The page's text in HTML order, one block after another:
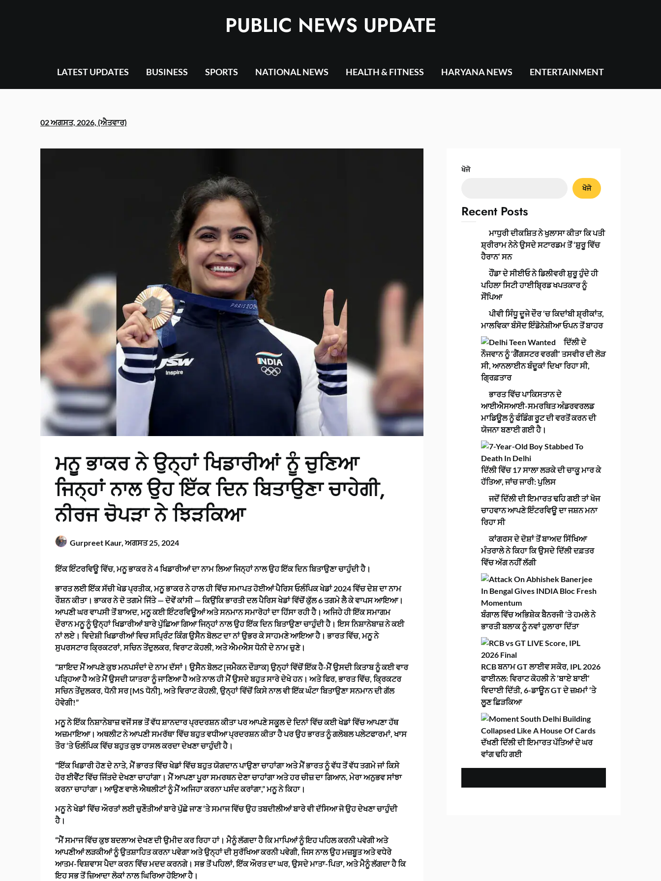
PUBLIC NEWS UPDATE
LATEST UPDATES BUSINESS SPORTS NATIONAL NEWS HEALTH & FITNESS HARYANA NEWS ENTERTAINMENT
02 ਅਗਸਤ, 2026, (ਐਤਵਾਰ)
ਮਨੂ ਭਾਕਰ ਨੇ ਉਨ੍ਹਾਂ ਖਿਡਾਰੀਆਂ ਨੂੰ ਚੁਣਿਆ
ਜਿਨ੍ਹਾਂ ਨਾਲ ਉਹ ਇੱਕ ਦਿਨ ਬਿਤਾਉਣਾ ਚਾਹੇਗੀ,
ਨੀਰਜ ਚੋਪੜਾ ਨੇ ਝਿੜਕਿਆ
Gurpreet Kaur,ਅਗਸਤ 25, 2024
ਇੱਕ ਇੰਟਰਵਿਊ ਵਿੱਚ, ਮਨੂ ਭਾਕਰ ਨੇ 4 ਖਿਡਾਰੀਆਂ ਦਾ ਨਾਮ ਲਿਆ ਜਿਨ੍ਹਾਂ ਨਾਲ ਉਹ ਇੱਕ ਦਿਨ ਬਿਤਾਉਣਾ ਚਾਹੁੰਦੀ ਹੈ।
ਭਾਰਤ ਲਈ ਇੱਕ ਸੱਚੀ ਖੇਡ ਪ੍ਰਤੀਕ, ਮਨੂ ਭਾਕਰ ਨੇ ਹਾਲ ਹੀ ਵਿੱਚ ਸਮਾਪਤ ਹੋਈਆਂ ਪੈਰਿਸ ਓਲੰਪਿਕ ਖੇਡਾਂ 2024 ਵਿੱਚ ਦੇਸ਼ ਦਾ ਨਾਮ
ਰੌਸ਼ਨ ਕੀਤਾ। ਭਾਕਰ ਨੇ ਦੋ ਤਗਮੇ ਜਿੱਤੇ — ਦੋਵੇਂ ਕਾਂਸੀ — ਕਿਉਂਕਿ ਭਾਰਤੀ ਦਲ ਪੈਰਿਸ ਖੇਡਾਂ ਵਿੱਚੋਂ ਕੁੱਲ 6 ਤਗਮੇ ਲੈ ਕੇ ਵਾਪਸ ਆਇਆ।
ਆਪਣੀ ਘਰ ਵਾਪਸੀ ਤੋਂ ਬਾਅਦ, ਮਨੂ ਕਈ ਇੰਟਰਵਿਊਆਂ ਅਤੇ ਸਨਮਾਨ ਸਮਾਰੋਹਾਂ ਦਾ ਹਿੱਸਾ ਰਹੀ ਹੈ। ਅਜਿਹੇ ਹੀ ਇੱਕ ਸਮਾਗਮ
ਦੌਰਾਨ ਮਨੂ ਨੂੰ ਉਨ੍ਹਾਂ ਖਿਡਾਰੀਆਂ ਬਾਰੇ ਪੁੱਛਿਆ ਗਿਆ ਜਿਨ੍ਹਾਂ ਨਾਲ ਉਹ ਇੱਕ ਦਿਨ ਬਿਤਾਉਣਾ ਚਾਹੁੰਦੀ ਹੈ। ਇਸ ਨਿਸ਼ਾਨੇਬਾਜ਼ ਨੇ ਕਈ
ਨਾਂ ਲਏ। ਵਿਦੇਸ਼ੀ ਖਿਡਾਰੀਆਂ ਵਿਚ ਸਪ੍ਰਿੰਟ ਕਿੰਗ ਉਸੈਨ ਬੋਲਟ ਦਾ ਨਾਂ ਉਭਰ ਕੇ ਸਾਹਮਣੇ ਆਇਆ ਹੈ। ਭਾਰਤ ਵਿੱਚ, ਮਨੂ ਨੇ
ਸੁਪਰਸਟਾਰ ਕ੍ਰਿਕਟਰਾਂ, ਸਚਿਨ ਤੇਂਦੁਲਕਰ, ਵਿਰਾਟ ਕੋਹਲੀ, ਅਤੇ ਐਮਐਸ ਧੋਨੀ ਦੇ ਨਾਮ ਚੁਣੇ।
“ਸ਼ਾਇਦ ਮੈਂ ਆਪਣੇ ਕੁਝ ਮਨਪਸੰਦਾਂ ਦੇ ਨਾਮ ਦੱਸਾਂ। ਉਸੈਨ ਬੋਲਟ [ਜਮੈਕਨ ਦੌੜਾਕ] ਉਨ੍ਹਾਂ ਵਿੱਚੋਂ ਇੱਕ ਹੈ-ਮੈਂ ਉਸਦੀ ਕਿਤਾਬ ਨੂੰ ਕਈ ਵਾਰ
ਪੜ੍ਹਿਆ ਹੈ ਅਤੇ ਮੈਂ ਉਸਦੀ ਯਾਤਰਾ ਨੂੰ ਜਾਣਿਆ ਹੈ ਅਤੇ ਨਾਲ ਹੀ ਮੈਂ ਉਸਦੇ ਬਹੁਤ ਸਾਰੇ ਦੇਖੇ ਹਨ। ਅਤੇ ਫਿਰ, ਭਾਰਤ ਵਿੱਚ, ਕ੍ਰਿਕਟਰ
ਸਚਿਨ ਤੇਂਦੁਲਕਰ, ਧੋਨੀ ਸਰ [MS ਧੋਨੀ], ਅਤੇ ਵਿਰਾਟ ਕੋਹਲੀ, ਉਨ੍ਹਾਂ ਵਿੱਚੋਂ ਕਿਸੇ ਨਾਲ ਵੀ ਇੱਕ ਘੰਟਾ ਬਿਤਾਉਣਾ ਸਨਮਾਨ ਦੀ ਗੱਲ
ਹੋਵੇਗੀ!”
ਮਨੂ ਨੇ ਇੱਕ ਨਿਸ਼ਾਨੇਬਾਜ਼ ਵਜੋਂ ਸਭ ਤੋਂ ਵੱਧ ਸ਼ਾਨਦਾਰ ਪ੍ਰਦਰਸ਼ਨ ਕੀਤਾ ਪਰ ਆਪਣੇ ਸਕੂਲ ਦੇ ਦਿਨਾਂ ਵਿੱਚ ਕਈ ਖੇਡਾਂ ਵਿੱਚ ਆਪਣਾ ਹੱਥ
ਅਜ਼ਮਾਇਆ। ਅਥਲੀਟ ਨੇ ਆਪਣੀ ਸਮਰੱਥਾ ਵਿੱਚ ਬਹੁਤ ਵਧੀਆ ਪ੍ਰਦਰਸ਼ਨ ਕੀਤਾ ਹੈ ਪਰ ਉਹ ਭਾਰਤ ਨੂੰ ਗਲੋਬਲ ਪਲੇਟਫਾਰਮਾਂ, ਖਾਸ
ਤੌਰ ‘ਤੇ ਓਲੰਪਿਕ ਵਿੱਚ ਬਹੁਤ ਕੁਝ ਹਾਸਲ ਕਰਦਾ ਦੇਖਣਾ ਚਾਹੁੰਦੀ ਹੈ।
“ਇੱਕ ਖਿਡਾਰੀ ਹੋਣ ਦੇ ਨਾਤੇ, ਮੈਂ ਭਾਰਤ ਵਿੱਚ ਖੇਡਾਂ ਵਿੱਚ ਬਹੁਤ ਯੋਗਦਾਨ ਪਾਉਣਾ ਚਾਹਾਂਗਾ ਅਤੇ ਮੈਂ ਭਾਰਤ ਨੂੰ ਵੱਧ ਤੋਂ ਵੱਧ ਤਗਮੇ ਜਾਂ ਕਿਸੇ
ਹੋਰ ਈਵੈਂਟ ਵਿੱਚ ਜਿੱਤਦੇ ਦੇਖਣਾ ਚਾਹਾਂਗਾ। ਮੈਂ ਆਪਣਾ ਪੂਰਾ ਸਮਰਥਨ ਦੇਣਾ ਚਾਹਾਂਗਾ ਅਤੇ ਹਰ ਚੀਜ਼ ਦਾ ਗਿਆਨ, ਮੇਰਾ ਅਨੁਭਵ ਸਾਂਝਾ
ਕਰਨਾ ਚਾਹਾਂਗਾ। ਆਉਣ ਵਾਲੇ ਐਥਲੀਟਾਂ ਨੂੰ ਮੈਂ ਅਜਿਹਾ ਕਰਨਾ ਪਸੰਦ ਕਰਾਂਗਾ,” ਮਨੂ ਨੇ ਕਿਹਾ।
ਮਨੂ ਨੇ ਖੇਡਾਂ ਵਿੱਚ ਔਰਤਾਂ ਲਈ ਚੁਣੌਤੀਆਂ ਬਾਰੇ ਪੁੱਛੇ ਜਾਣ ‘ਤੇ ਸਮਾਜ ਵਿੱਚ ਉਹ ਤਬਦੀਲੀਆਂ ਬਾਰੇ ਵੀ ਦੱਸਿਆ ਜੋ ਉਹ ਦੇਖਣਾ ਚਾਹੁੰਦੀ
ਹੈ।
“ਮੈਂ ਸਮਾਜ ਵਿੱਚ ਕੁਝ ਬਦਲਾਅ ਦੇਖਣ ਦੀ ਉਮੀਦ ਕਰ ਰਿਹਾ ਹਾਂ। ਮੈਨੂੰ ਲੱਗਦਾ ਹੈ ਕਿ ਮਾਪਿਆਂ ਨੂੰ ਇਹ ਪਹਿਲ ਕਰਨੀ ਪਵੇਗੀ ਅਤੇ
ਆਪਣੀਆਂ ਲੜਕੀਆਂ ਨੂੰ ਉਤਸ਼ਾਹਿਤ ਕਰਨਾ ਪਵੇਗਾ ਅਤੇ ਉਨ੍ਹਾਂ ਦੀ ਸੁਰੱਖਿਆ ਕਰਨੀ ਪਵੇਗੀ, ਜਿਸ ਨਾਲ ਉਹ ਮਜ਼ਬੂਤ ​​​​ਅਤੇ ਵਧੇਰੇ
ਆਤਮ-ਵਿਸ਼ਵਾਸ ਪੈਦਾ ਕਰਨ ਵਿੱਚ ਮਦਦ ਕਰਨਗੇ। ਸਭ ਤੋਂ ਪਹਿਲਾਂ, ਇੱਕ ਔਰਤ ਦਾ ਘਰ, ਉਸਦੇ ਮਾਤਾ-ਪਿਤਾ, ਅਤੇ ਮੈਨੂੰ ਲੱਗਦਾ ਹੈ ਕਿ
ਇਹ ਸਭ ਤੋਂ ਜ਼ਿਆਦਾ ਲੋਕਾਂ ਨਾਲ ਘਿਰਿਆ ਹੋਇਆ ਹੈ।
ਖੋਜੋ
ਖੋਜੋ
Recent Posts
ਮਾਧੁਰੀ ਦੀਕਸ਼ਿਤ ਨੇ ਖੁਲਾਸਾ ਕੀਤਾ ਕਿ ਪਤੀ
ਸ਼੍ਰੀਰਾਮ ਨੇਨੇ ਉਸਦੇ ਸਟਾਰਡਮ ਤੋਂ ‘ਸ਼ੁਰੂ ਵਿੱਚ
ਹੈਰਾਨ’ ਸਨ
ਹੌਂਡਾ ਦੇ ਸੀਈਓ ਨੇ ਡਿਲੀਵਰੀ ਸ਼ੁਰੂ ਹੁੰਦੇ ਹੀ
ਪਹਿਲਾ ਸਿਟੀ ਹਾਈਬ੍ਰਿਡ ਖਪਤਕਾਰ ਨੂੰ
ਸੌਂਪਿਆ
ਪੀਵੀ ਸਿੰਧੂ ਦੂਜੇ ਦੌਰ ‘ਚ ਕਿਦਾਂਬੀ ਸ਼੍ਰੀਕਾਂਤ,
ਮਾਲਵਿਕਾ ਬੰਸੋਦ ਇੰਡੋਨੇਸ਼ੀਆ ਓਪਨ ਤੋਂ ਬਾਹਰ
ਦਿੱਲੀ ਦੇ
ਨੌਜਵਾਨ ਨੂੰ ‘ਗੈਂਗਸਟਰ ਵਰਗੀ’ ਤਸਵੀਰ ਦੀ ਲੋੜ
ਸੀ, ਆਨਲਾਈਨ ਬੰਦੂਕਾਂ ਦਿਖਾ ਰਿਹਾ ਸੀ,
ਗ੍ਰਿਫ਼ਤਾਰ
ਭਾਰਤ ਵਿੱਚ ਪਾਕਿਸਤਾਨ ਦੇ
ਆਈਐਸਆਈ-ਸਮਰਥਿਤ ਅੰਡਰਵਰਲਡ
ਮਾਡਿਊਲ ਨੂੰ ਫੰਡਿੰਗ ਰੂਟ ਦੀ ਵਰਤੋਂ ਕਰਨ ਦੀ
ਯੋਜਨਾ ਬਣਾਈ ਗਈ ਹੈ।
ਦਿੱਲੀ ਵਿੱਚ 17 ਸਾਲਾ ਲੜਕੇ ਦੀ ਚਾਕੂ ਮਾਰ ਕੇ
ਹੱਤਿਆ, ਜਾਂਚ ਜਾਰੀ: ਪੁਲਿਸ
ਜਦੋਂ ਦਿੱਲੀ ਦੀ ਇਮਾਰਤ ਢਹਿ ਗਈ ਤਾਂ ਖੋਜ
ਚਾਹਵਾਨ ਆਪਣੇ ਇੰਟਰਵਿਊ ਦਾ ਜਸ਼ਨ ਮਨਾ
ਰਿਹਾ ਸੀ
ਕਾਂਗਰਸ ਦੇ ਦੋਸ਼ਾਂ ਤੋਂ ਬਾਅਦ ਸਿੱਖਿਆ
ਮੰਤਰਾਲੇ ਨੇ ਕਿਹਾ ਕਿ ਉਸਦੇ ਦਿੱਲੀ ਦਫ਼ਤਰ
ਵਿੱਚ ਅੱਗ ਨਹੀਂ ਲੱਗੀ
ਬੰਗਾਲ ਵਿੱਚ ਅਭਿਸ਼ੇਕ ਬੈਨਰਜੀ ‘ਤੇ ਹਮਲੇ ਨੇ
ਭਾਰਤੀ ਬਲਾਕ ਨੂੰ ਨਵਾਂ ਹੁਲਾਰਾ ਦਿੱਤਾ
RCB ਬਨਾਮ GT ਲਾਈਵ ਸਕੋਰ, IPL 2026
ਫਾਈਨਲ: ਵਿਰਾਟ ਕੋਹਲੀ ਨੇ ‘ਬਾਏ ਬਾਈ’
ਵਿਦਾਈ ਦਿੱਤੀ, 6-ਡਾਊਨ GT ਦੇ ਜ਼ਖ਼ਮਾਂ ‘ਤੇ
ਲੂਣ ਛਿੜਕਿਆ
ਦੱਖਣੀ ਦਿੱਲੀ ਦੀ ਇਮਾਰਤ ਪੱਤਿਆਂ ਦੇ ਘਰ
ਵਾਂਗ ਢਹਿ ਗਈ